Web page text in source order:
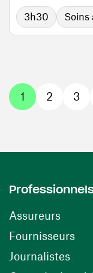
3h30 Soins
1 2 3
Assureurs
Fournisseurs
Journalistes